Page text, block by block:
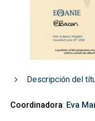
Descripción del
Coordinadora: Eva